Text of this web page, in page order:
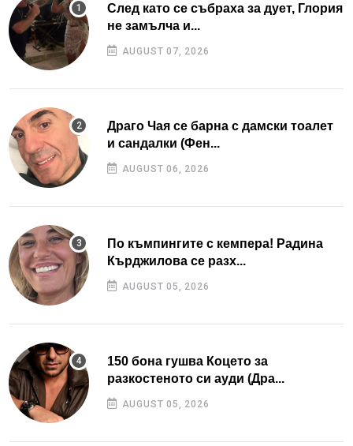
След като се събраха за дует, Глория
не замълча и...
AUGUST 07, 2026
Драго Чая се барна с дамски тоалет
и сандалки (Фен...
AUGUST 06, 2026
По къмпингите с кемпера! Радина
Кърджилова се разх...
AUGUST 05, 2026
150 бона гушва Коцето за
разкостеното си ауди (Дра...
AUGUST 05, 2026